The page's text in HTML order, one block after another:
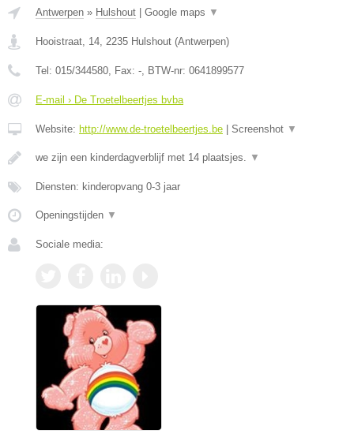
Antwerpen » Hulshout Google maps ▼
Hooistraat, 14, 2235 Hulshout (Antwerpen)
Tel: 015/344580, Fax: -, BTW-nr: 0641899577
E-mail › De Troetelbeertjes bvba
Website: http://www.de-troetelbeertjes.be Screenshot ▼
we zijn een kinderdagverblijf met 14 plaatsjes. ▼
Diensten: kinderopvang 0-3 jaar
Openingstijden ▼
Sociale media: